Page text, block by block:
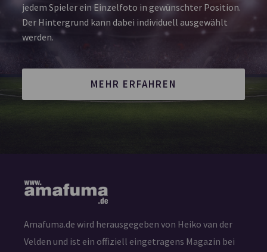
jedem Spieler ein Einzelfoto in gewünschter Position.
Der Hintergrund kann dabei individuell ausgewählt
werden.
MEHR ERFAHREN
Amafuma.de wird herausgegeben von Heiko van der
Velden und ist ein offiziell eingetragens Magazin bei